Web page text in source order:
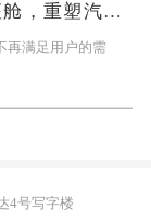
艾博连科技：将AI大模型引入智能座舱，重塑汽车用户体验
再满足用户的需
4号写字楼